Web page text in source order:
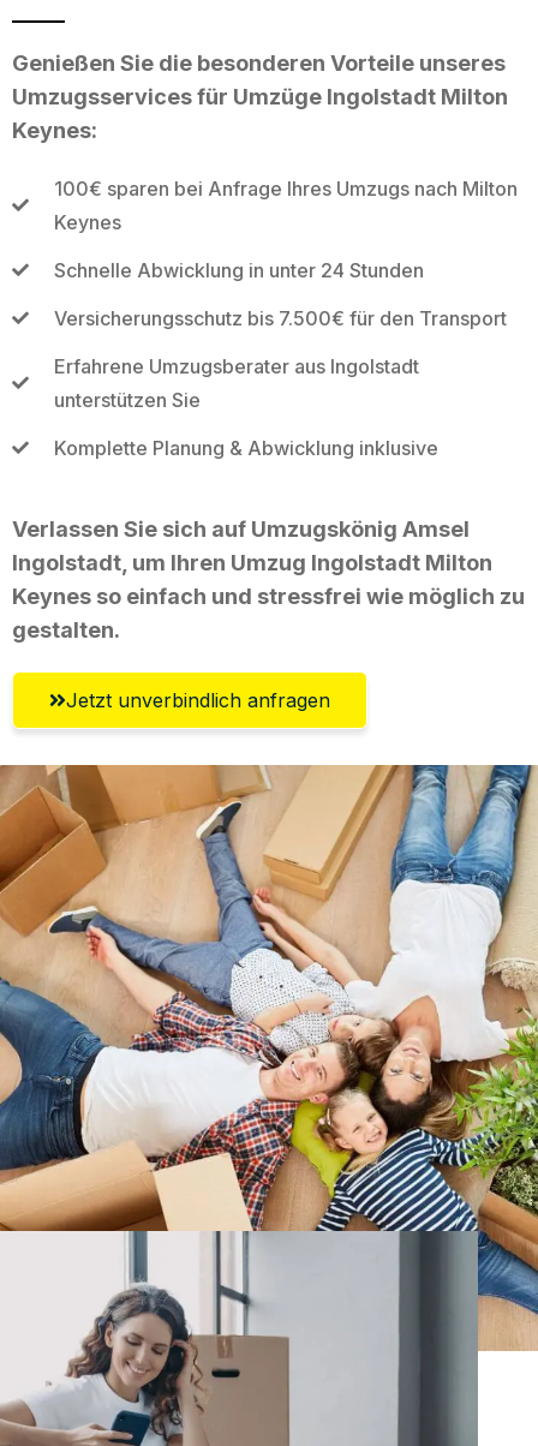
Genießen Sie die besonderen Vorteile unseres
Umzugsservices für Umzüge Ingolstadt Milton
Keynes:
100€ sparen bei Anfrage Ihres Umzugs nach Milton
Keynes
Schnelle Abwicklung in unter 24 Stunden
Versicherungsschutz bis 7.500€ für den Transport
Erfahrene Umzugsberater aus Ingolstadt
unterstützen Sie
Komplette Planung & Abwicklung inklusive
Verlassen Sie sich auf Umzugskönig Amsel
Ingolstadt, um Ihren Umzug Ingolstadt Milton
Keynes so einfach und stressfrei wie möglich zu
gestalten.
Jetzt unverbindlich anfragen